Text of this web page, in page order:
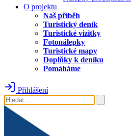
O projektu
Náš příběh
Turistický deník
Turistické vizitky
Fotonálepky
Turistické mapy
Doplňky k deníku
Pomáháme
Přihlášení